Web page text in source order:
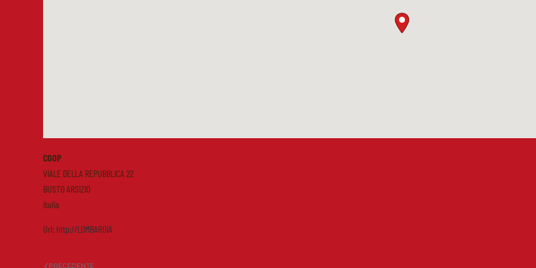
COOP
VIALE DELLA REPUBBLICA 22
BUSTO ARSIZIO
Italia
Url: http://LOMBARDIA
PRECEDENTE